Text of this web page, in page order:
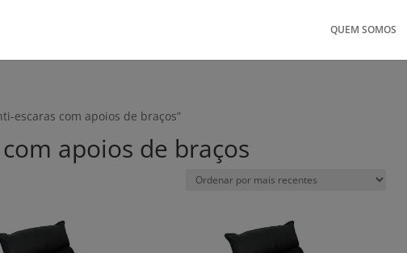
QUEM SOMOS
escaras com apoios de braços”
apoios de braços